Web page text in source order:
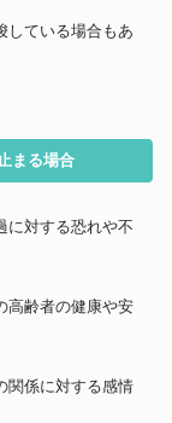
している場合もあ
まる場合
に対する恐れや不
高齢者の健康や安
関係に対する感情